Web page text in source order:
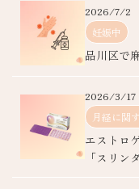
2026/7/2
妊娠中
品川区で
2026/3/17
月経に関
エストロ
「スリン